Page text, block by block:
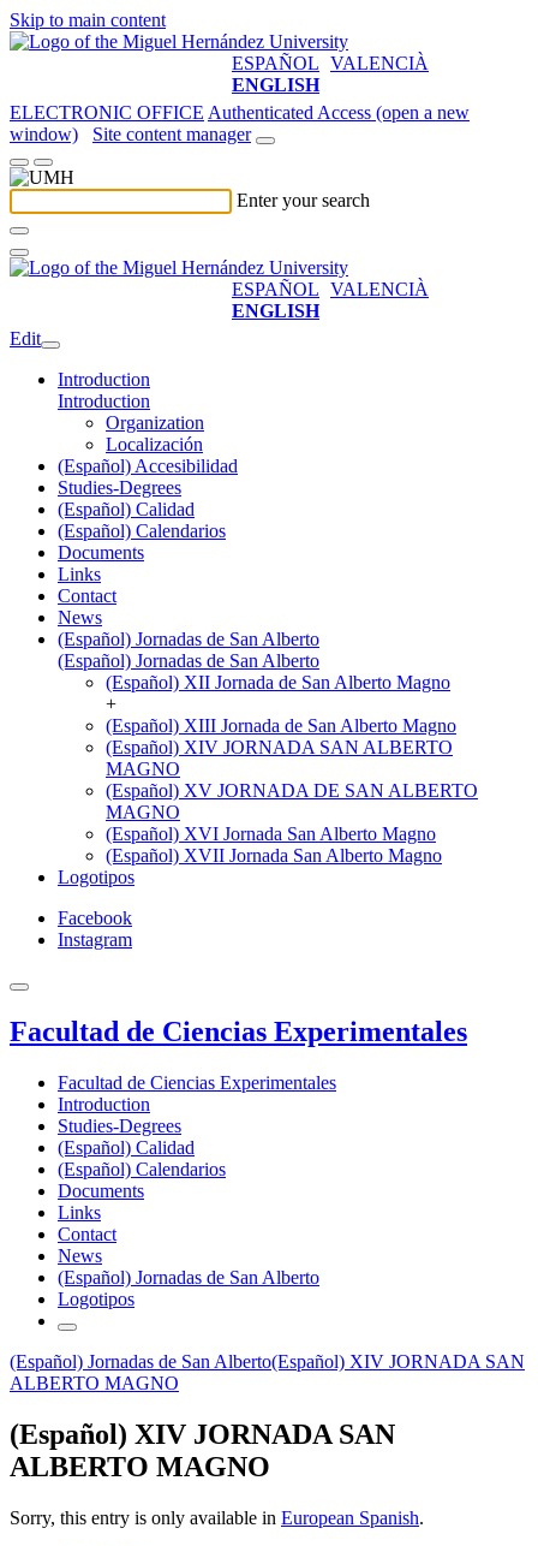
Skip to main content
ESPAÑOL VALENCIÀ
ENGLISH
ELECTRONIC OFFICE Authenticated Access (open a new
window)
Site content manager
Enter your search
ESPAÑOL VALENCIÀ
ENGLISH
Edit
Introduction
Introduction
Organization
Localización
(Español) Accesibilidad
Studies-Degrees
(Español) Calidad
(Español) Calendarios
Documents
Links
Contact
News
(Español) Jornadas de San Alberto
(Español) Jornadas de San Alberto
(Español) XII Jornada de San Alberto Magno
+
(Español) XIII Jornada de San Alberto Magno
(Español) XIV JORNADA SAN ALBERTO
MAGNO
(Español) XV JORNADA DE SAN ALBERTO
MAGNO
(Español) XVI Jornada San Alberto Magno
(Español) XVII Jornada San Alberto Magno
Logotipos
Facebook
Instagram
Facultad de Ciencias Experimentales
Facultad de Ciencias Experimentales
Introduction
Studies-Degrees
(Español) Calidad
(Español) Calendarios
Documents
Links
Contact
News
(Español) Jornadas de San Alberto
Logotipos
(Español) Jornadas de San Alberto(Español) XIV JORNADA SAN
ALBERTO MAGNO
(Español) XIV JORNADA SAN
ALBERTO MAGNO
Sorry, this entry is only available in European Spanish.